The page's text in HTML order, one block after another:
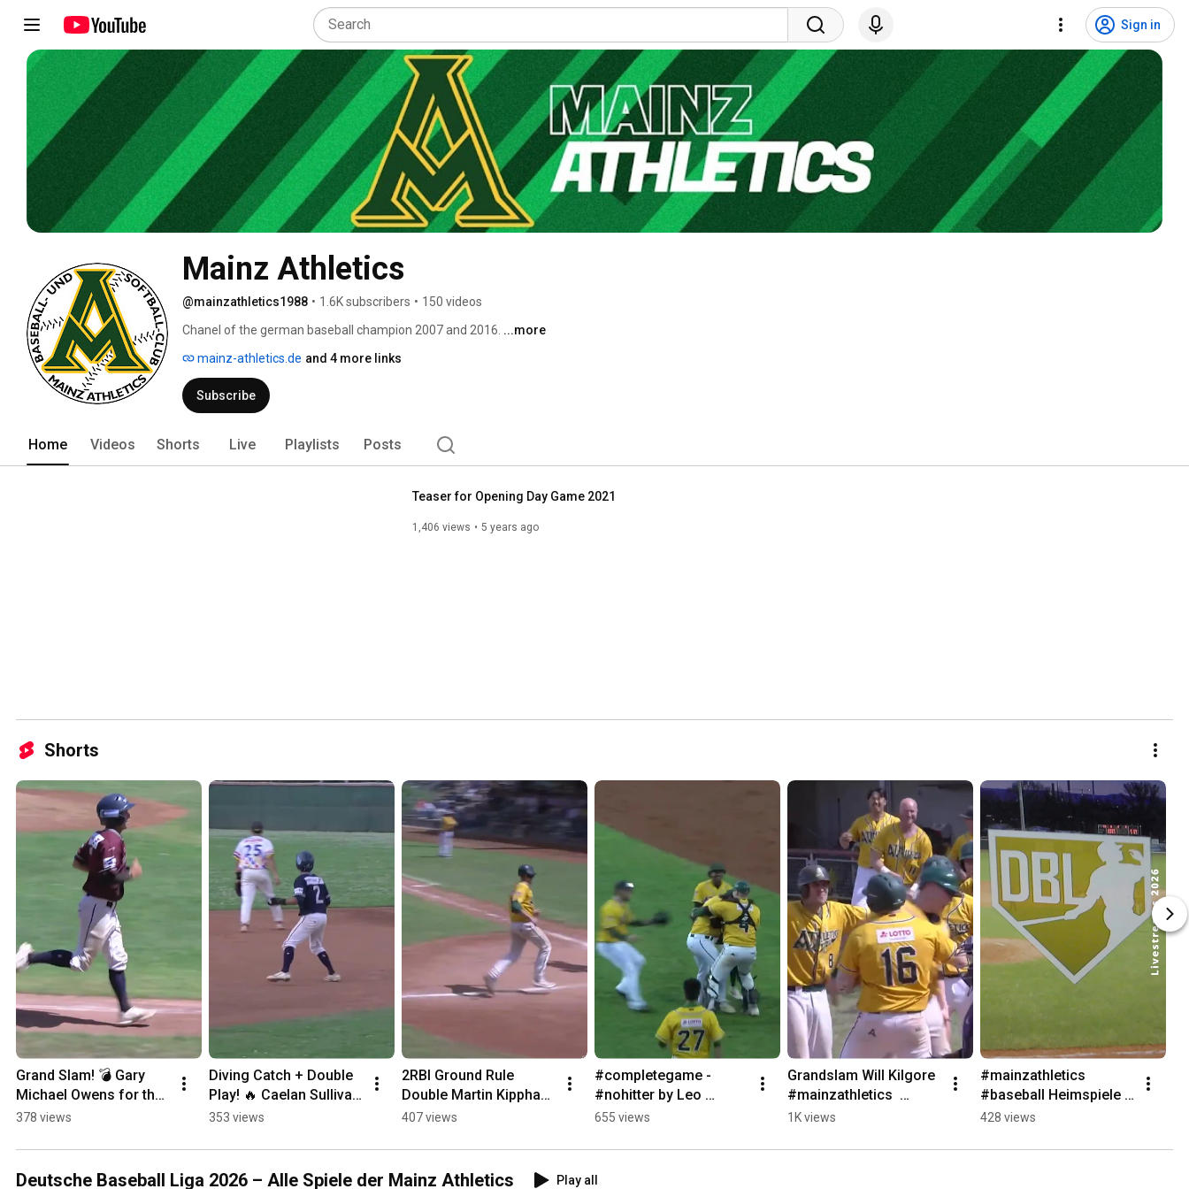
Sign in
Mainz Athletics
@mainzathletics1988 • 1.6K subscribers • 150 videos
Chanel of the german baseball champion 2007 and 2016. ...more
mainz-athletics.de and 4 more links
Subscribe
Home Videos Shorts Live Playlists Posts
Teaser for Opening Day Game 2021
1,406 views 5 years ago
Shorts
Grand Slam! 💣 Gary
Michael Owens for the
#Heideköpfe | Mainz
378 views
Diving Catch + Double
Play! 🔥 Caelan Sullivan
makes it PERFECT |
Heidenheim
353 views
2RBI Ground Rule
Double Martin Kipphan
#mainzathletics vs
#baseball #dblbaseball
407 views
#completegame -
#nohitter by Leo
Bristow
#baseball #dbl
655 views
Grandslam Will Kilgore
#mainzathletics
#baseball
1K views
#mainzathletics
#baseball Heimspiele
2026 #dbl @OKMAINZ
428 views
Deutsche Baseball Liga 2026 – Alle Spiele der Mainz Athletics
Play all